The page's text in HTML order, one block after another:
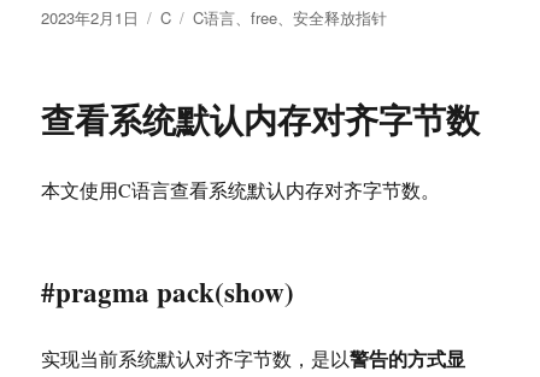
发
2023年2月1日
分
C
标
C语言、free、安全释放指针
查看系统默认内存对齐字节数
本文使用C语言查看系统默认内存对齐字节数。
#pragma pack(show)
实现当前系统默认对齐字节数，是以警告的方式显